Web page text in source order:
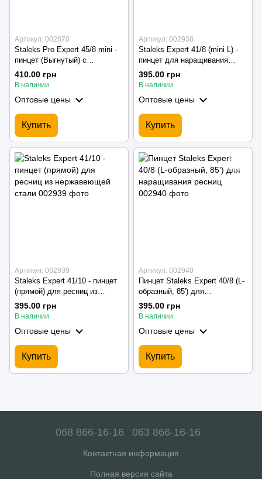
Артикул: 002870
Staleks Pro Expert 45/8 mini -
пинцет (Выгнутый) с
насечками для ресниц
410.00 грн
В наличии
Оптовые цены
Купить
Артикул: 002938
Staleks Expert 41/8 (mini L) -
пинцет для наращивания
ресниц
395.00 грн
В наличии
Оптовые цены
Купить
Артикул: 002939
Staleks Expert 41/10 - пинцет
(прямой) для ресниц из
нержавеющей стали
395.00 грн
В наличии
Оптовые цены
Купить
Артикул: 002940
Пинцет Staleks Expert 40/8 (L-
образный, 85') для
наращивания ресниц
395.00 грн
В наличии
Оптовые цены
Купить
068 866-16-16 063 866-16-16
Контактная информация
Полная версия сайта